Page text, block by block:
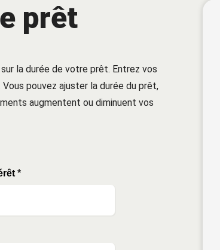
prêt
la durée de votre prêt. Entrez vos
pouvez ajuster la durée du prêt,
augmentent ou diminuent vos
*